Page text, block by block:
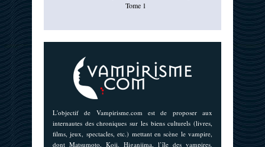
Tome 1
L'objectif de Vampirisme.com est de proposer aux
internautes des chroniques sur les biens culturels (livres,
films, jeux, spectacles, etc.) mettant en scène le vampire,
dont Matsumoto, Koji. Higanjima, l’île des vampires.